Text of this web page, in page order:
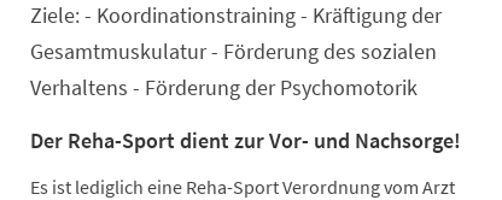
Ziele: - Koordinationstraining - Kräftigung der
Gesamtmuskulatur - Förderung des sozialen
Verhaltens - Förderung der Psychomotorik
Der Reha-Sport dient zur Vor- und Nachsorge!
Es ist lediglich eine Reha-Sport Verordnung vom Arzt